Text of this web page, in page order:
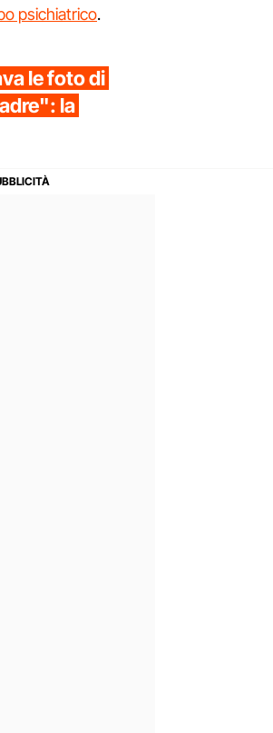
psichiatrico.
le foto di
la